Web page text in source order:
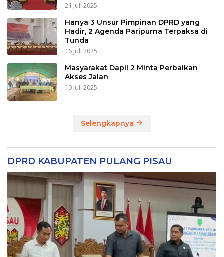
21 Juli 2025
Hanya 3 Unsur Pimpinan DPRD yang
Hadir, 2 Agenda Paripurna Terpaksa di
Tunda
16 Juli 2025
Masyarakat Dapil 2 Minta Perbaikan
Akses Jalan
10 Juli 2025
Selengkapnya
DPRD KABUPATEN PULANG PISAU